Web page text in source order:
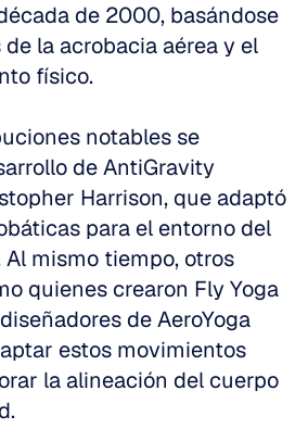
de 2000, basándose
la acrobacia aérea y el
físico.
notables se
de AntiGravity
Harrison, que adaptó
para el entorno del
mismo tiempo, otros
quienes crearon Fly Yoga
de AeroYoga
estos movimientos
la alineación del cuerpo